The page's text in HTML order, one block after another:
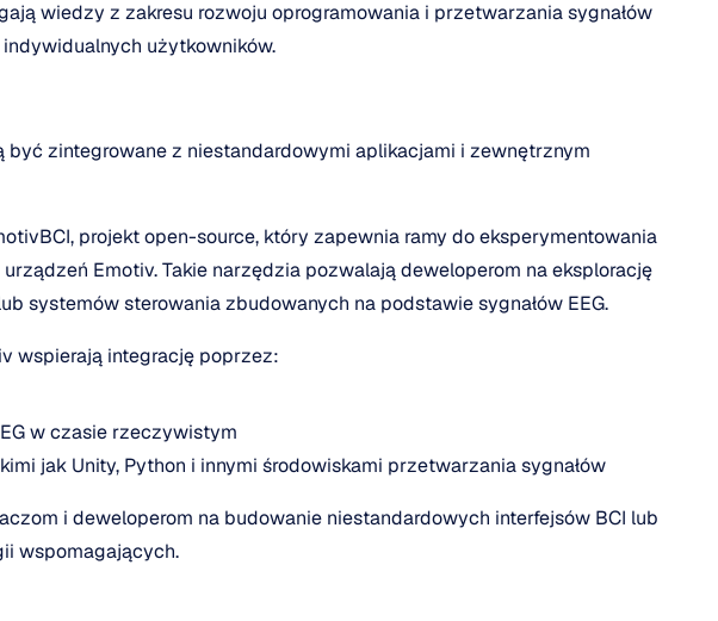
wiedzy z zakresu rozwoju oprogramowania i przetwarzania sygnałów
użytkowników.
być zintegrowane z niestandardowymi aplikacjami i zewnętrznym
projekt open-source, który zapewnia ramy do eksperymentowania
Emotiv. Takie narzędzia pozwalają deweloperom na eksplorację
systemów sterowania zbudowanych na podstawie sygnałów EEG.
wspierają integrację poprzez:
w czasie rzeczywistym
jak Unity, Python i innymi środowiskami przetwarzania sygnałów
i deweloperom na budowanie niestandardowych interfejsów BCI lub
wspomagających.